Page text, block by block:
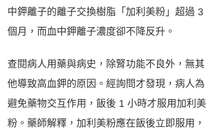
中鉀離子的離子交換樹脂「加利美粉」超過 3
個月，而血中鉀離子濃度卻不降反升。
查閱病人用藥與病史，除腎功能不良外，無其
他導致高血鉀的原因。經詢問才發現，病人為
避免藥物交互作用，飯後 1 小時才服用加利美
粉。藥師解釋，加利美粉應在飯後立即服用，